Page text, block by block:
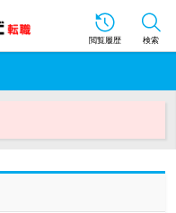
閲覧履歴 検索